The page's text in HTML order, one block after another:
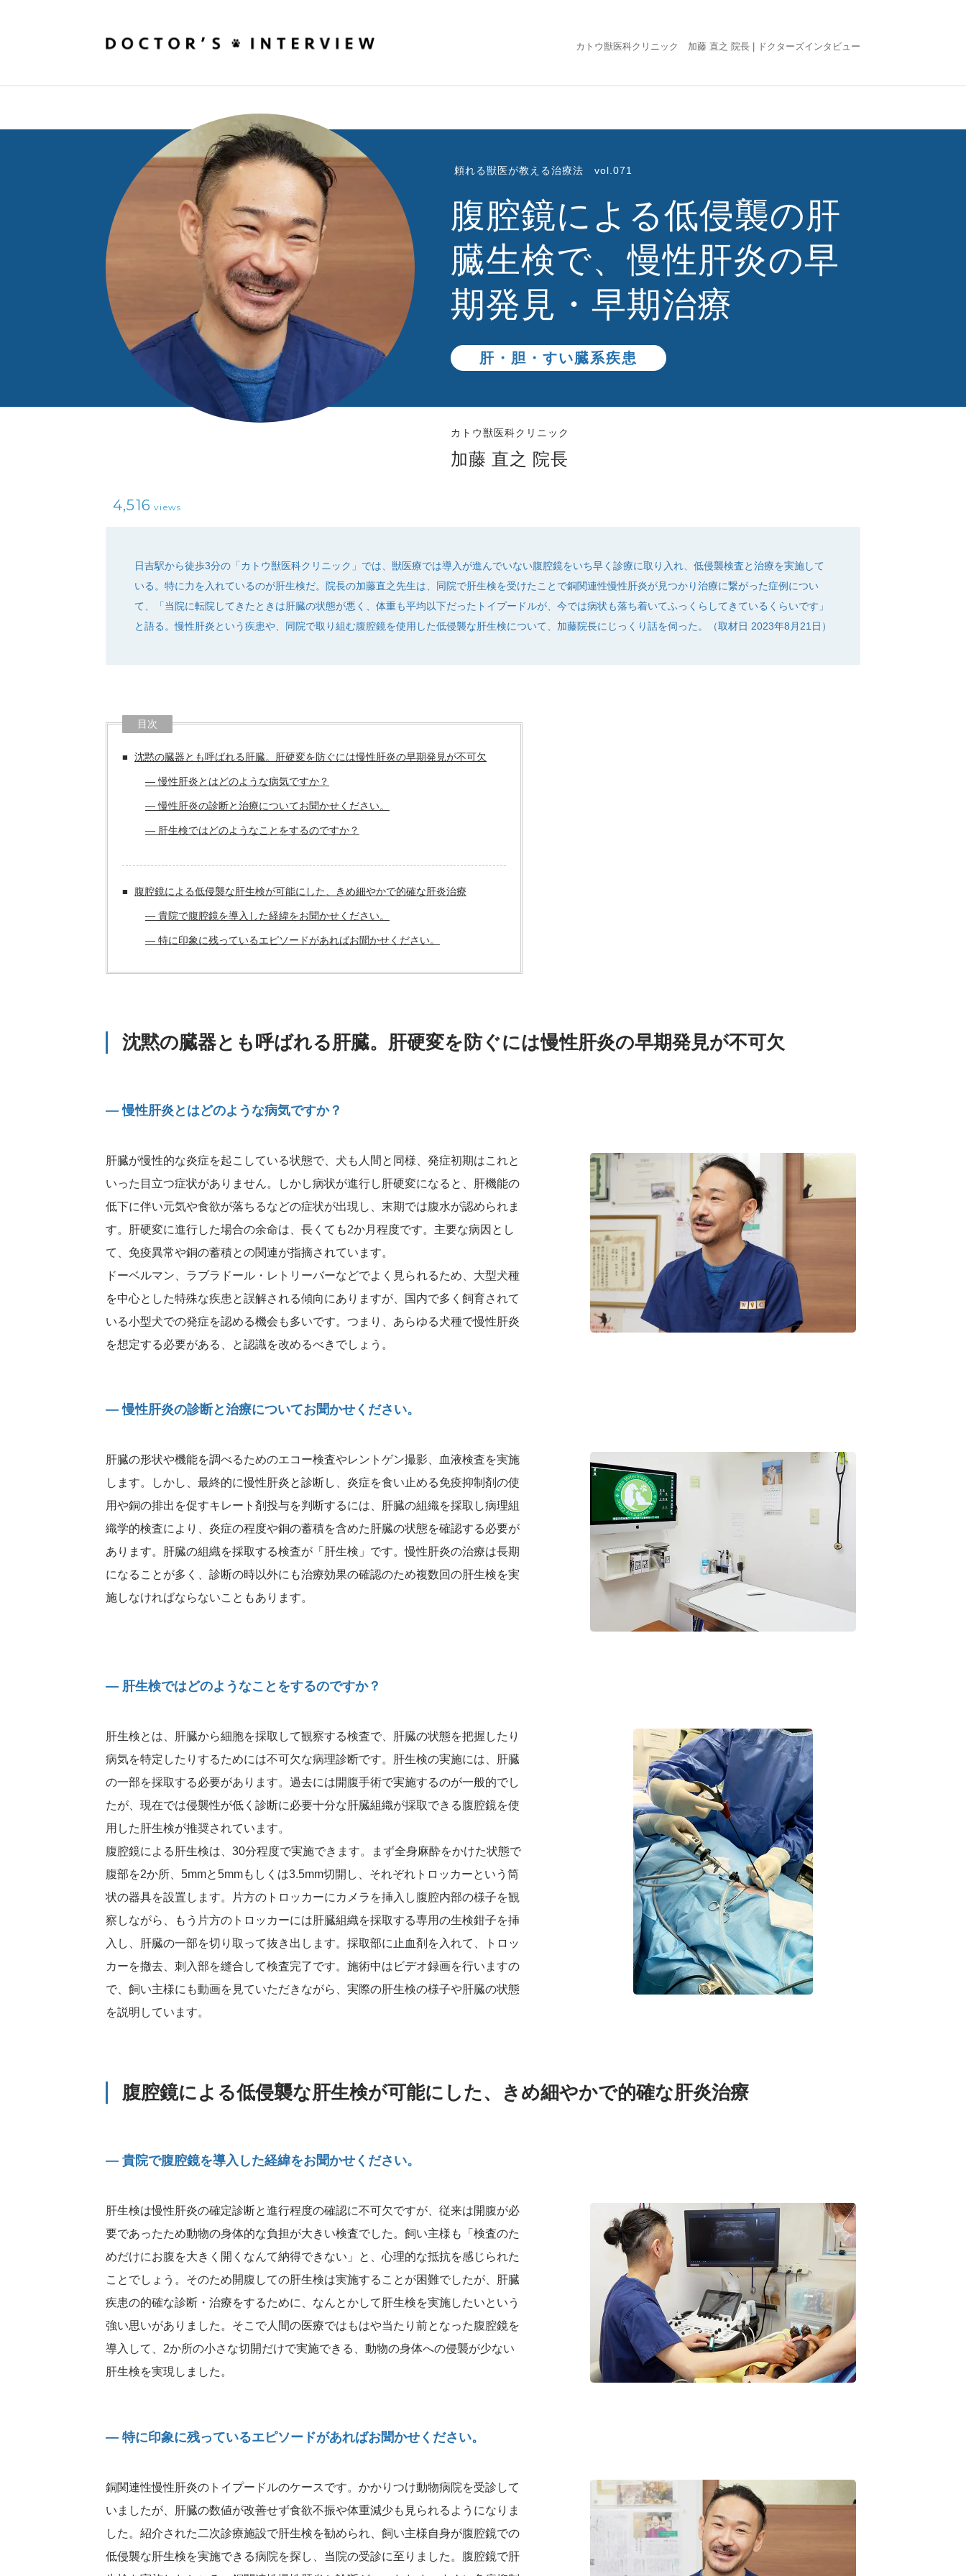
カトウ獣医科クリニック 加藤 直之 院長 | ドクターズインタビュー
頼れる獣医が教える治療法 vol.071
腹腔鏡による低侵襲の肝
臓生検で、慢性肝炎の早
期発見・早期治療
肝・胆・すい臓系疾患
カトウ獣医科クリニック
加藤 直之 院長
4,516 views
日吉駅から徒歩3分の「カトウ獣医科クリニック」では、獣医療では導入が進んでいない腹腔鏡をいち早く診療に取り入れ、低侵襲検査と治療を実施して
いる。特に力を入れているのが肝生検だ。院長の加藤直之先生は、同院で肝生検を受けたことで銅関連性慢性肝炎が見つかり治療に繋がった症例につい
て、「当院に転院してきたときは肝臓の状態が悪く、体重も平均以下だったトイプードルが、今では病状も落ち着いてふっくらしてきているくらいです」
と語る。慢性肝炎という疾患や、同院で取り組む腹腔鏡を使用した低侵襲な肝生検について、加藤院長にじっくり話を伺った。（取材日 2023年8月21日）
目次
沈黙の臓器とも呼ばれる肝臓。肝硬変を防ぐには慢性肝炎の早期発見が不可欠
― 慢性肝炎とはどのような病気ですか？
― 慢性肝炎の診断と治療についてお聞かせください。
― 肝生検ではどのようなことをするのですか？
腹腔鏡による低侵襲な肝生検が可能にした、きめ細やかで的確な肝炎治療
― 貴院で腹腔鏡を導入した経緯をお聞かせください。
― 特に印象に残っているエピソードがあればお聞かせください。
沈黙の臓器とも呼ばれる肝臓。肝硬変を防ぐには慢性肝炎の早期発見が不可欠
― 慢性肝炎とはどのような病気ですか？
肝臓が慢性的な炎症を起こしている状態で、犬も人間と同様、発症初期はこれと
いった目立つ症状がありません。しかし病状が進行し肝硬変になると、肝機能の
低下に伴い元気や食欲が落ちるなどの症状が出現し、末期では腹水が認められま
す。肝硬変に進行した場合の余命は、長くても2か月程度です。主要な病因とし
て、免疫異常や銅の蓄積との関連が指摘されています。
ドーベルマン、ラブラドール・レトリーバーなどでよく見られるため、大型犬種
を中心とした特殊な疾患と誤解される傾向にありますが、国内で多く飼育されて
いる小型犬での発症を認める機会も多いです。つまり、あらゆる犬種で慢性肝炎
を想定する必要がある、と認識を改めるべきでしょう。
― 慢性肝炎の診断と治療についてお聞かせください。
肝臓の形状や機能を調べるためのエコー検査やレントゲン撮影、血液検査を実施
します。しかし、最終的に慢性肝炎と診断し、炎症を食い止める免疫抑制剤の使
用や銅の排出を促すキレート剤投与を判断するには、肝臓の組織を採取し病理組
織学的検査により、炎症の程度や銅の蓄積を含めた肝臓の状態を確認する必要が
あります。肝臓の組織を採取する検査が「肝生検」です。慢性肝炎の治療は長期
になることが多く、診断の時以外にも治療効果の確認のため複数回の肝生検を実
施しなければならないこともあります。
― 肝生検ではどのようなことをするのですか？
肝生検とは、肝臓から細胞を採取して観察する検査で、肝臓の状態を把握したり
病気を特定したりするためには不可欠な病理診断です。肝生検の実施には、肝臓
の一部を採取する必要があります。過去には開腹手術で実施するのが一般的でし
たが、現在では侵襲性が低く診断に必要十分な肝臓組織が採取できる腹腔鏡を使
用した肝生検が推奨されています。
腹腔鏡による肝生検は、30分程度で実施できます。まず全身麻酔をかけた状態で
腹部を2か所、5mmと5mmもしくは3.5mm切開し、それぞれトロッカーという筒
状の器具を設置します。片方のトロッカーにカメラを挿入し腹腔内部の様子を観
察しながら、もう片方のトロッカーには肝臓組織を採取する専用の生検鉗子を挿
入し、肝臓の一部を切り取って抜き出します。採取部に止血剤を入れて、トロッ
カーを撤去、刺入部を縫合して検査完了です。施術中はビデオ録画を行いますの
で、飼い主様にも動画を見ていただきながら、実際の肝生検の様子や肝臓の状態
を説明しています。
腹腔鏡による低侵襲な肝生検が可能にした、きめ細やかで的確な肝炎治療
― 貴院で腹腔鏡を導入した経緯をお聞かせください。
肝生検は慢性肝炎の確定診断と進行程度の確認に不可欠ですが、従来は開腹が必
要であったため動物の身体的な負担が大きい検査でした。飼い主様も「検査のた
めだけにお腹を大きく開くなんて納得できない」と、心理的な抵抗を感じられた
ことでしょう。そのため開腹しての肝生検は実施することが困難でしたが、肝臓
疾患の的確な診断・治療をするために、なんとかして肝生検を実施したいという
強い思いがありました。そこで人間の医療ではもはや当たり前となった腹腔鏡を
導入して、2か所の小さな切開だけで実施できる、動物の身体への侵襲が少ない
肝生検を実現しました。
― 特に印象に残っているエピソードがあればお聞かせください。
銅関連性慢性肝炎のトイプードルのケースです。かかりつけ動物病院を受診して
いましたが、肝臓の数値が改善せず食欲不振や体重減少も見られるようになりま
した。紹介された二次診療施設で肝生検を勧められ、飼い主様自身が腹腔鏡での
低侵襲な肝生検を実施できる病院を探し、当院の受診に至りました。腹腔鏡で肝